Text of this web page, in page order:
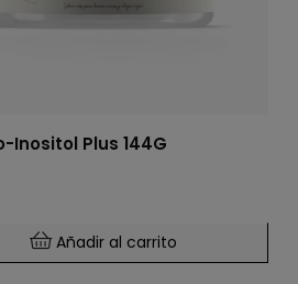
Inositol Plus 144G
Añadir al carrito